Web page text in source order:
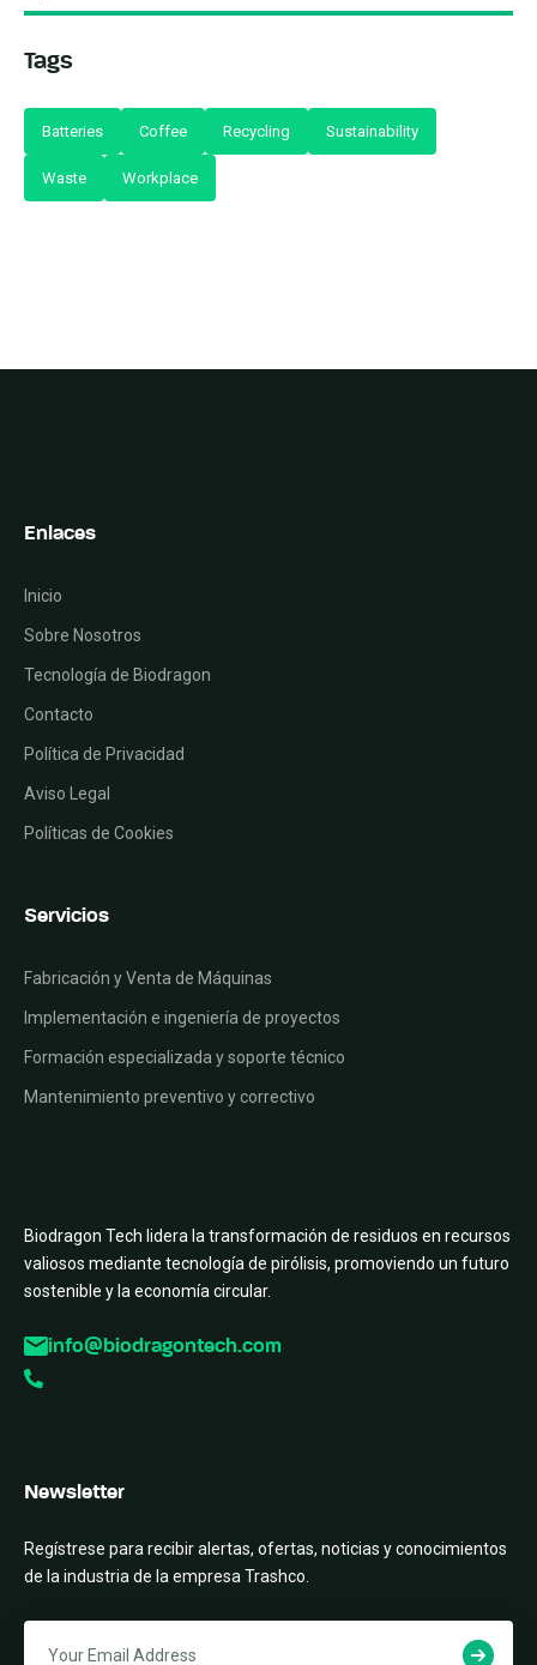
Tags
Batteries Coffee Recycling Sustainability
Waste Workplace
Biodragon Tech lidera la transformación de residuos en recursos
valiosos mediante tecnología de pirólisis, promoviendo un futuro
sostenible y la economía circular.
info@biodragontech.com
Enlaces
Inicio
Sobre Nosotros
Tecnología de Biodragon
Contacto
Política de Privacidad
Aviso Legal
Políticas de Cookies
Servicios
Fabricación y Venta de Máquinas
Implementación e ingeniería de proyectos
Formación especializada y soporte técnico
Mantenimiento preventivo y correctivo
Newsletter
Regístrese para recibir alertas, ofertas, noticias y conocimientos
de la industria de la empresa Trashco.